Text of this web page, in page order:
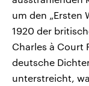
um den „Ersten
1920 der
Charles à Court
deutsche
unterstreicht,